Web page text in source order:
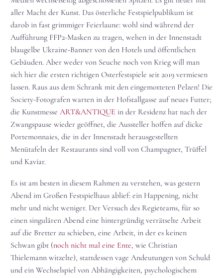
aller Macht der Kunst. Das österliche Festspielpublikum ist
darob in fast grimmiger Feierlaune: wohl sind während der
Aufführung FFP2-Masken zu tragen, wehen in der Innenstadt
blaugelbe Ukraine-Banner von den Hotels und öffentlichen
Gebäuden. Aber weder von Seuche noch von Krieg will man
sich hier die ersten richtigen Osterfestspiele seit 2019 vermiesen
lassen. Raus aus dem Schrank mit den eingemotteten Pelzen! Die
Society-Fotografen warten in der Hofstallgasse auf neues Futter;
die Kunstmesse ART&ANTIQUE in der Residenz hat nach der
Zwangspause wieder geöffnet, die Aussteller hoffen auf dicke
Portemonnaies, die in der Innenstadt herausgestellten
Menütafeln der Restaurants sind voll von Champagner, Trüffel
und Kaviar.
Es ist am besten in diesem Rahmen zu verstehen, was gestern
Abend im Großen Festspielhaus ablief: ein Happening, nicht
mehr und nicht weniger. Der Versuch des Regieteams, für so
einen singulären Abend eine hintergründig verrätselte Arbeit
auf die Bretter zu schieben, eine Arbeit, in der es keinen
Schwan gibt (noch nicht mal eine Ente, wie Christian
Thielemann witzelte), stattdessen vage Andeutungen von Schuld
und ein Wechselspiel von Abhängigkeiten, psychologischem